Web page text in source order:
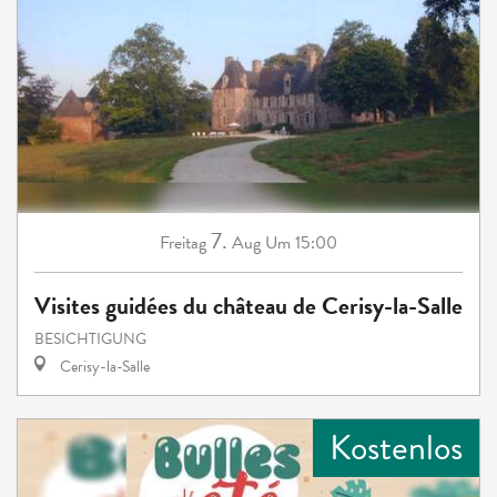
Freitag7. Aug Um 15:00
Visites guidées du château de Cerisy-la-Salle
BESICHTIGUNG
Cerisy-la-Salle
Kostenlos